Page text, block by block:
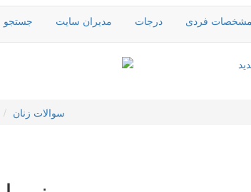
جستجو مدیران سایت درجات مشخصات فردی
سوالات زنان